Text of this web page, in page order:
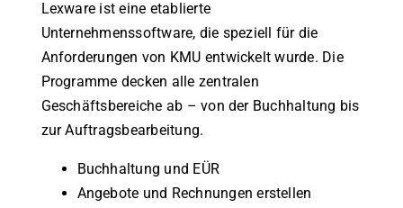
Lexware ist eine etablierte
Unternehmenssoftware, die speziell für die
Anforderungen von KMU entwickelt wurde. Die
Programme decken alle zentralen
Geschäftsbereiche ab – von der Buchhaltung bis
zur Auftragsbearbeitung.
Buchhaltung und EÜR
Angebote und Rechnungen erstellen